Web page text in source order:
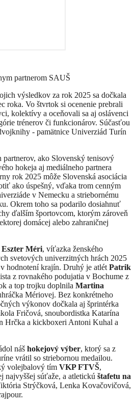
partnerom SAUŠ
výsledkov za rok 2025 sa dočkala
roka. Vo štvrtok si ocenenie prebrali
kolektívy a oceňovali sa aj oslávenci
trénerov či funkcionárov. Súčasťou
- pamätnice Univerziád Turín
ako Slovenský tenisový
hokeja aj mediálneho partnera
rok 2025 môže Slovenská asociácia
ako úspešný, vďaka trom cenným
v Nemecku a striebornému
Okrem toho sa podarilo dosiahnuť
ďalším športovcom, ktorým zároveň
domácej alebo zahraničnej
Eszter Méri, víťazka ženského
svetových univerzitných hrách 2025
hodnotení krajín. Druhý je atlét Patrik
z rovnakého podujatia v Bochume z
a top trojku doplnila Martina
Mériovej. Bez konkrétneho
výkonov dočkala aj šprintérka
Fričová, snoubordistka Katarína
Hrčka a kickboxeri Antoni Kuhal a
náš hokejový výber, ktorý sa z
vrátil so striebornou medailou.
volejbalový tím VKP FTVŠ,
najvyššej súťaže, a atletickú štafetu na
Strýčková, Lenka Kovačovičová,